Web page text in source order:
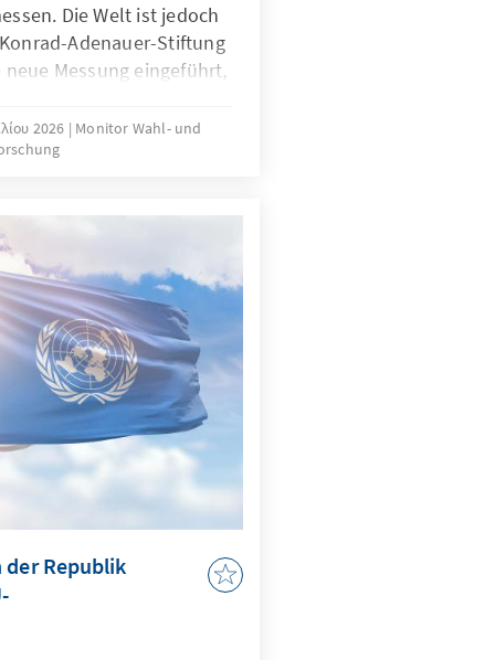
Die Welt ist jedoch
Adenauer-Stiftung
Messung eingeführt,
die neue
beider
die sich durch die
Parteien und der
Parteien
2026
Monitor Wahl- und
der Republik